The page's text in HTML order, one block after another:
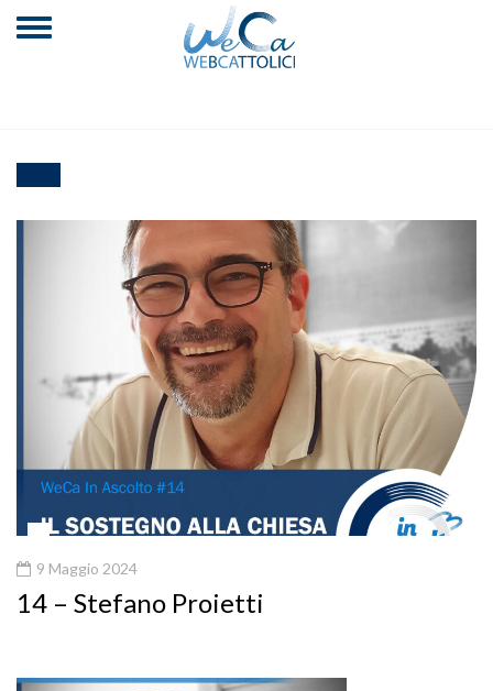
9 Maggio 2024
14 – Stefano Proietti